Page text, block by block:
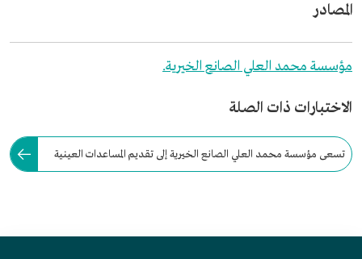
المصادر
مؤسسة محمد العلي الصانع الخيرية.
الاختبارات ذات الصلة
تسعى مؤسسة محمد العلي الصانع الخيرية إلى تقديم المساعدات العينية